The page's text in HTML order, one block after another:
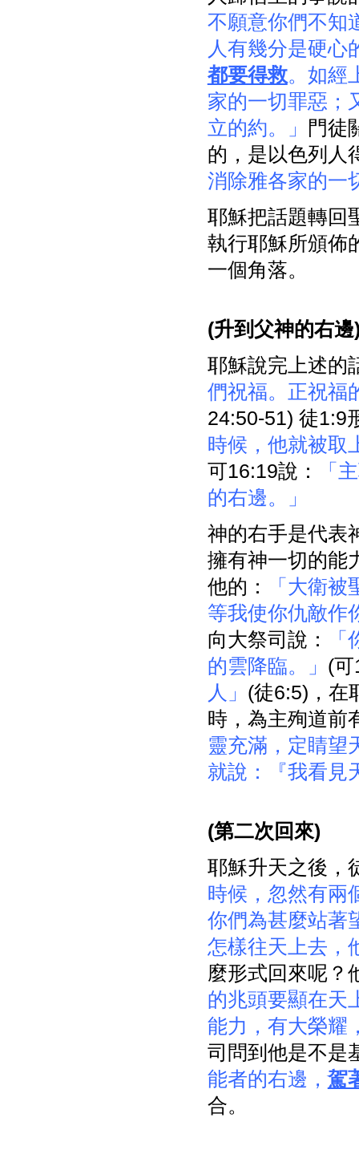
不願意你們不知
人有幾分是硬心
都要得救。如經
家的一切罪惡；
立的約。」
門徒
的，是以色列人
消除雅各家的一
耶穌把話題轉回
執行耶穌所頒佈
一個角落。
(升到父神的右邊
耶穌說完上述的
們祝福。正祝福
24:50-51) 徒1:9
時候，他就被取
可16:19說：
「
的右邊。」
神的右手是代表
擁有神一切的能
他的：
「大衛
等我使你仇敵作
向大祭司說：
的雲降臨。」 (
人」 (徒6:5)，在
時，為主殉道前
靈充滿，定睛望
就說：『我看見
(第二次回來)
耶穌升天之後，
時候，忽然有兩
你們為甚麼站著
怎樣往天上去，
麼形式回來呢？
的兆頭要顯在天
能力，有大榮耀
司問到他是不是
能者的右邊，駕
合。